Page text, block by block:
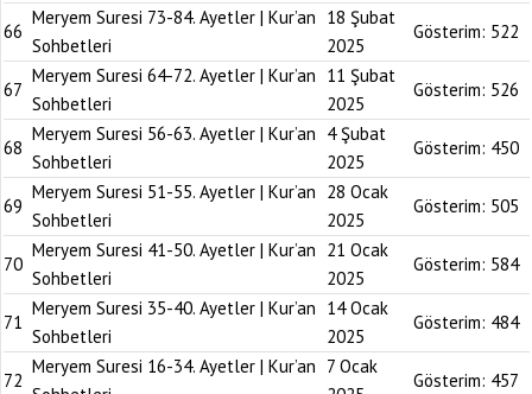
66
Meryem Suresi 73-84. Ayetler | Kur’an
Sohbetleri
18 Şubat
2025
Gösterim: 522
67
Meryem Suresi 64-72. Ayetler | Kur’an
Sohbetleri
11 Şubat
2025
Gösterim: 526
68
Meryem Suresi 56-63. Ayetler | Kur’an
Sohbetleri
4 Şubat
2025
Gösterim: 450
69
Meryem Suresi 51-55. Ayetler | Kur’an
Sohbetleri
28 Ocak
2025
Gösterim: 505
70
Meryem Suresi 41-50. Ayetler | Kur’an
Sohbetleri
21 Ocak
2025
Gösterim: 584
71
Meryem Suresi 35-40. Ayetler | Kur’an
Sohbetleri
14 Ocak
2025
Gösterim: 484
72
Meryem Suresi 16-34. Ayetler | Kur’an 7 Ocak
Gösterim: 457